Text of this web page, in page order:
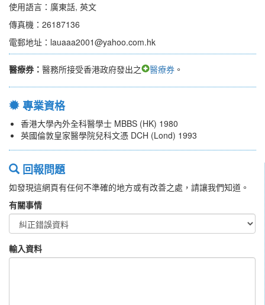
使用語言：廣東話, 英文
傳真機：26187136
電郵地址：lauaaa2001@yahoo.com.hk
醫療券： 醫務所接受香港政府發出之 醫療券 。
專業資格
香港大學內外全科醫學士 MBBS (HK) 1980
英國倫敦皇家醫學院兒科文憑 DCH (Lond) 1993
回報問題
如發現這網頁有任何不準確的地方或有改善之處，請讓我們知道。
有關事情
輸入資料